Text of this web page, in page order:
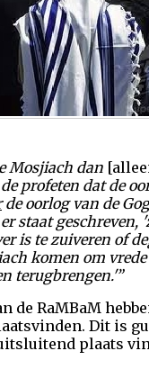
Mosjiach dan
profeten dat de
de oorlog van de
staat geschreven,
is te zuiveren of
komen om
terugbrengen.'”
RaMBaM
Dit is
plaats